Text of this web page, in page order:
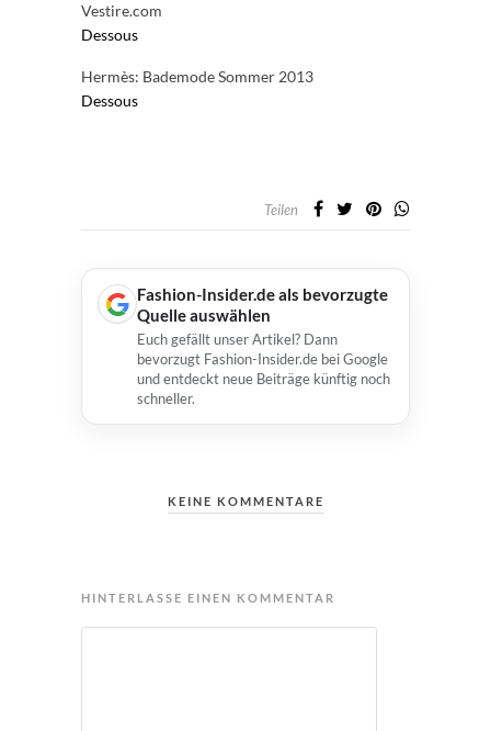
Vestire.com
Dessous
Hermès: Bademode Sommer 2013
Dessous
Teilen
Fashion-Insider.de als bevorzugte
Quelle auswählen
Euch gefällt unser Artikel? Dann
bevorzugt Fashion-Insider.de bei Google
und entdeckt neue Beiträge künftig noch
schneller.
KEINE KOMMENTARE
HINTERLASSE EINEN KOMMENTAR